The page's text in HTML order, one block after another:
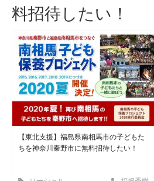
料招待したい！